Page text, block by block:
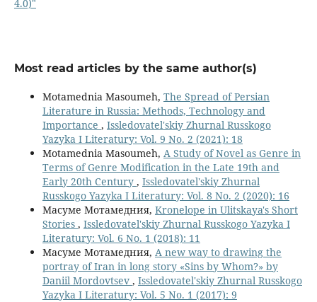
4.0)"
Most read articles by the same author(s)
Motamednia Masoumeh, The Spread of Persian
Literature in Russia: Methods, Technology and
Importance , Issledovatel'skiy Zhurnal Russkogo
Yazyka I Literatury: Vol. 9 No. 2 (2021): 18
Motamednia Masoumeh, A Study of Novel as Genre in
Terms of Genre Modification in the Late 19th and
Early 20th Century , Issledovatel'skiy Zhurnal
Russkogo Yazyka I Literatury: Vol. 8 No. 2 (2020): 16
Масуме Мотамедния, Kronelope in Ulitskaya's Short
Stories , Issledovatel'skiy Zhurnal Russkogo Yazyka I
Literatury: Vol. 6 No. 1 (2018): 11
Масуме Мотамедния, A new way to drawing the
portray of Iran in long story «Sins by Whom?» by
Daniil Mordovtsev , Issledovatel'skiy Zhurnal Russkogo
Yazyka I Literatury: Vol. 5 No. 1 (2017): 9